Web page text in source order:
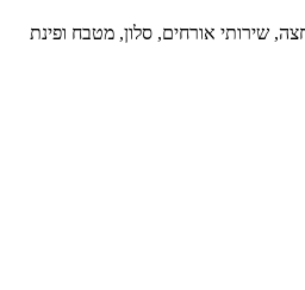
שירותי אורחים, סלון, מטבח ופינת